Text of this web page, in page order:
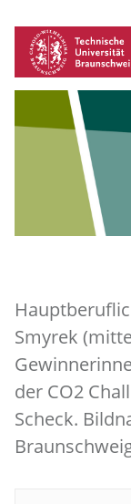
Smyrek
der CO2
Scheck.